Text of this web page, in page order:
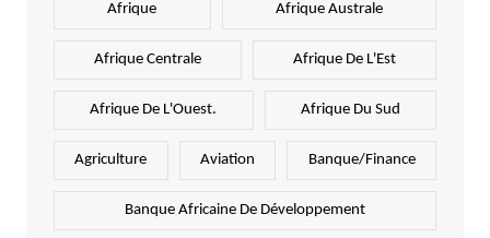
Afrique Afrique Australe
Afrique Centrale Afrique De L'Est
Afrique De L'Ouest. Afrique Du Sud
Agriculture Aviation Banque/Finance
Banque Africaine De Développement